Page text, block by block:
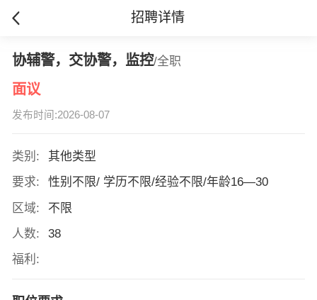
招聘详情
协辅警，交协警，监控/全职
面议
发布时间:2026-08-07
类别:
其他类型
要求:
性别不限/ 学历不限/经验不限/年龄16—30
区域:
不限
人数:
38
福利: